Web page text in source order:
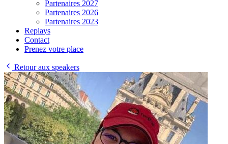
Partenaires 2027
Partenaires 2026
Partenaires 2023
Replays
Contact
Prenez votre place
Retour aux speakers